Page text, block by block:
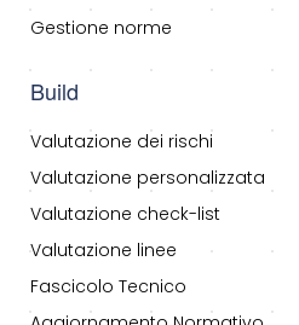
Gestione norme
Build
Valutazione dei rischi
Valutazione personalizzata
Valutazione check-list
Valutazione linee
Fascicolo Tecnico